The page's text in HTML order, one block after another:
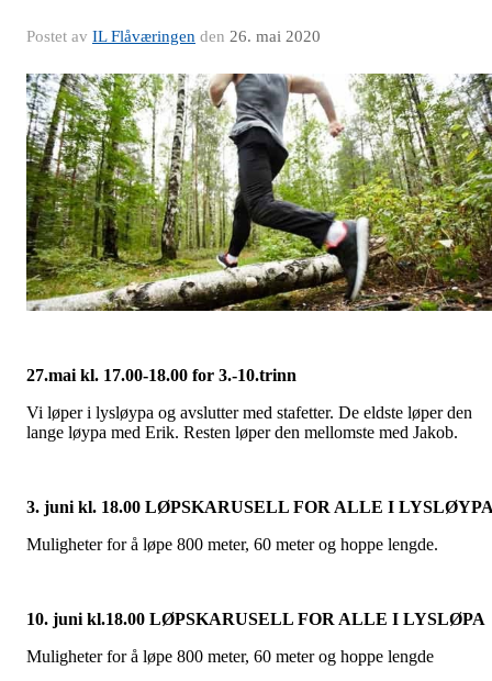
Postet av IL Flåværingen den 26. mai 2020
27.mai kl. 17.00-18.00 for 3.-10.trinn
Vi løper i lysløypa og avslutter med stafetter. De eldste løper den
lange løypa med Erik. Resten løper den mellomste med Jakob.
3. juni kl. 18.00 LØPSKARUSELL FOR ALLE I LYSLØ
Muligheter for å løpe 800 meter, 60 meter og hoppe lengde.
10. juni kl.18.00 LØPSKARUSELL FOR ALLE I LYSLØPA
Muligheter for å løpe 800 meter, 60 meter og hoppe lengde